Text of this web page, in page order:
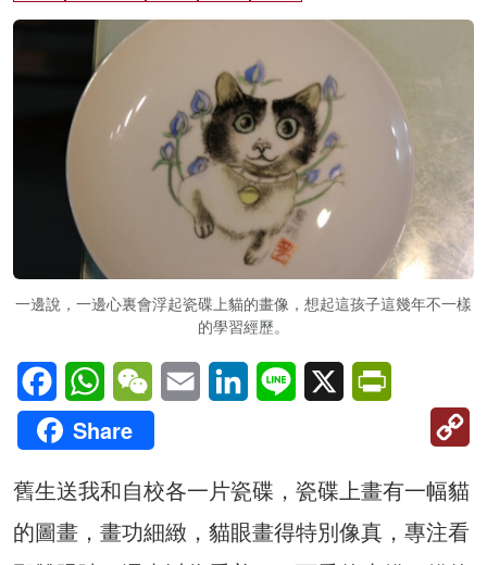
一邊說，一邊心裏會浮起瓷碟上貓的畫像，想起這孩子這幾年不一樣
的學習經歷。
FacebookWhatsAppWeChatEmail LinkedInLine X
Share
舊生送我和自校各一片瓷碟，瓷碟上畫有一幅貓
的圖畫，畫功細緻，貓眼畫得特別像真，專注看